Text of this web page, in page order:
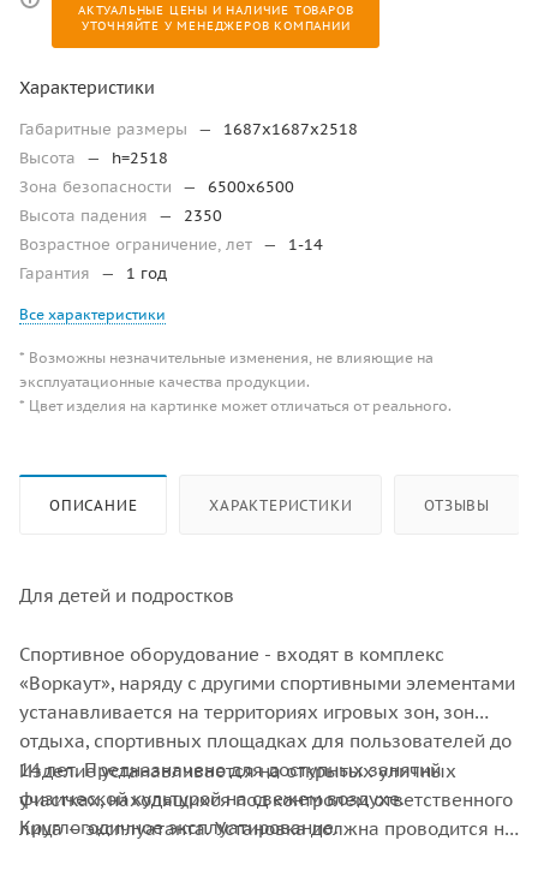
АКТУАЛЬНЫЕ ЦЕНЫ И НАЛИЧИЕ ТОВАРОВ
УТОЧНЯЙТЕ У МЕНЕДЖЕРОВ КОМПАНИИ
Характеристики
Габаритные размеры —
1687х1687х2518
Высота
—
h=2518
Зона безопасности
—
6500х6500
Высота падения
—
2350
Возрастное ограничение, лет —
1-14
Гарантия
— 1 год
Все характеристики
* Возможны незначительные изменения, не влияющие на
эксплуатационные качества продукции.
* Цвет изделия на картинке может отличаться от реального.
ОПИСАНИЕ ХАРАКТЕРИСТИКИ ОТЗЫВЫ
Для детей и подростков
Спортивное оборудование - входят в комплекс
«Воркаут», наряду с другими спортивными элементами
устанавливается на территориях игровых зон, зон
отдыха, спортивных площадках для пользователей до
14 лет. Предназначено для доступных занятий
физической культурой на свежем воздухе.
Круглогодичное эксплуатирование.
Изделие устанавливается на открытых уличных
участках, находящихся под контролем ответственного
лица – эксплуатанта. Установка должна проводится на